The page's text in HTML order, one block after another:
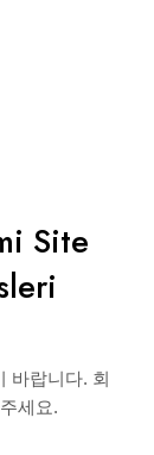
Site
바랍니다. 회
세요.